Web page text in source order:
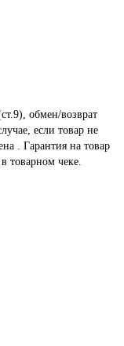
обмен/возврат
если товар не
. Гарантия на товар
товарном чеке.